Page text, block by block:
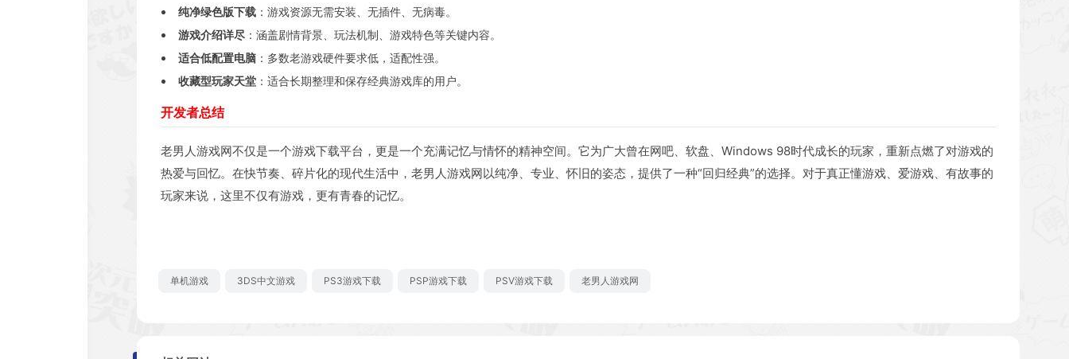
纯净绿色版下载 ：游戏资源无需安装、无插件、无病毒。
游戏介绍详尽 ：涵盖剧情背景、玩法机制、游戏特色等关键内容。
适合低配置电脑 ：多数老游戏硬件要求低，适配性强。
收藏型玩家天堂 ：适合长期整理和保存经典游戏库的用户。
开发者总结
老男人游戏网不仅是一个游戏下载平台，更是一个充满记忆与情怀的精神空间。它为广大曾在网吧、软盘、Windows 98时代成长的玩家，重新点燃了对游戏的
热爱与回忆。在快节奏、碎片化的现代生活中，老男人游戏网以纯净、专业、怀旧的姿态，提供了一种“回归经典”的选择。对于真正懂游戏、爱游戏、有故事的
玩家来说，这里不仅有游戏，更有青春的记忆。
单机游戏 3DS中文游戏 PS3游戏下载 PSP游戏下载 PSV游戏下载 老男人游戏网